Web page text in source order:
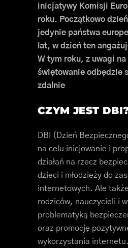
inicjatywy Komisji
roku. Początkowo
jedynie państwa
lat, w dzień ten
W tym roku, z uwagi
świętowanie odbędzie
zdalnie
CZYM JEST
DBI (Dzień
na celu inicjowanie i
działań na rzecz
dzieci i młodzieży do
internetowych. Ale
rodziców, nauczycieli i
problematyką
oraz promocję
wykorzystania